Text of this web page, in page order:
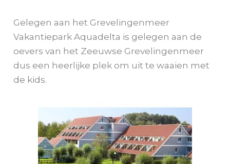
Gelegen aan het Grevelingenmeer
Vakantiepark Aquadelta is gelegen aan de
oevers van het Zeeuwse Grevelingenmeer
dus een heerlijke plek om uit te waaien met
de kids.